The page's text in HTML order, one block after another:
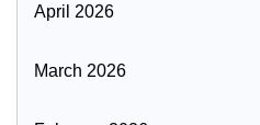
April 2026
March 2026